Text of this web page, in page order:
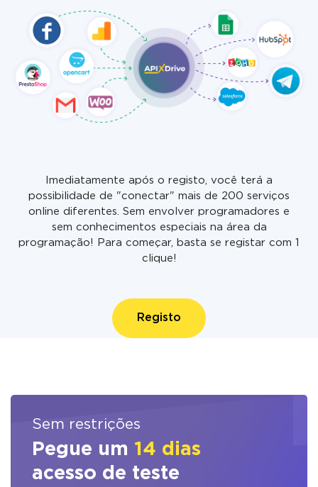
Imediatamente após o registo, você terá a
possibilidade de "conectar" mais de 200 serviços
online diferentes. Sem envolver programadores e
sem conhecimentos especiais na área da
programação! Para começar, basta se registar com 1
clique!
Registo
Sem restrições
Pegue um 14 dias
acesso de teste